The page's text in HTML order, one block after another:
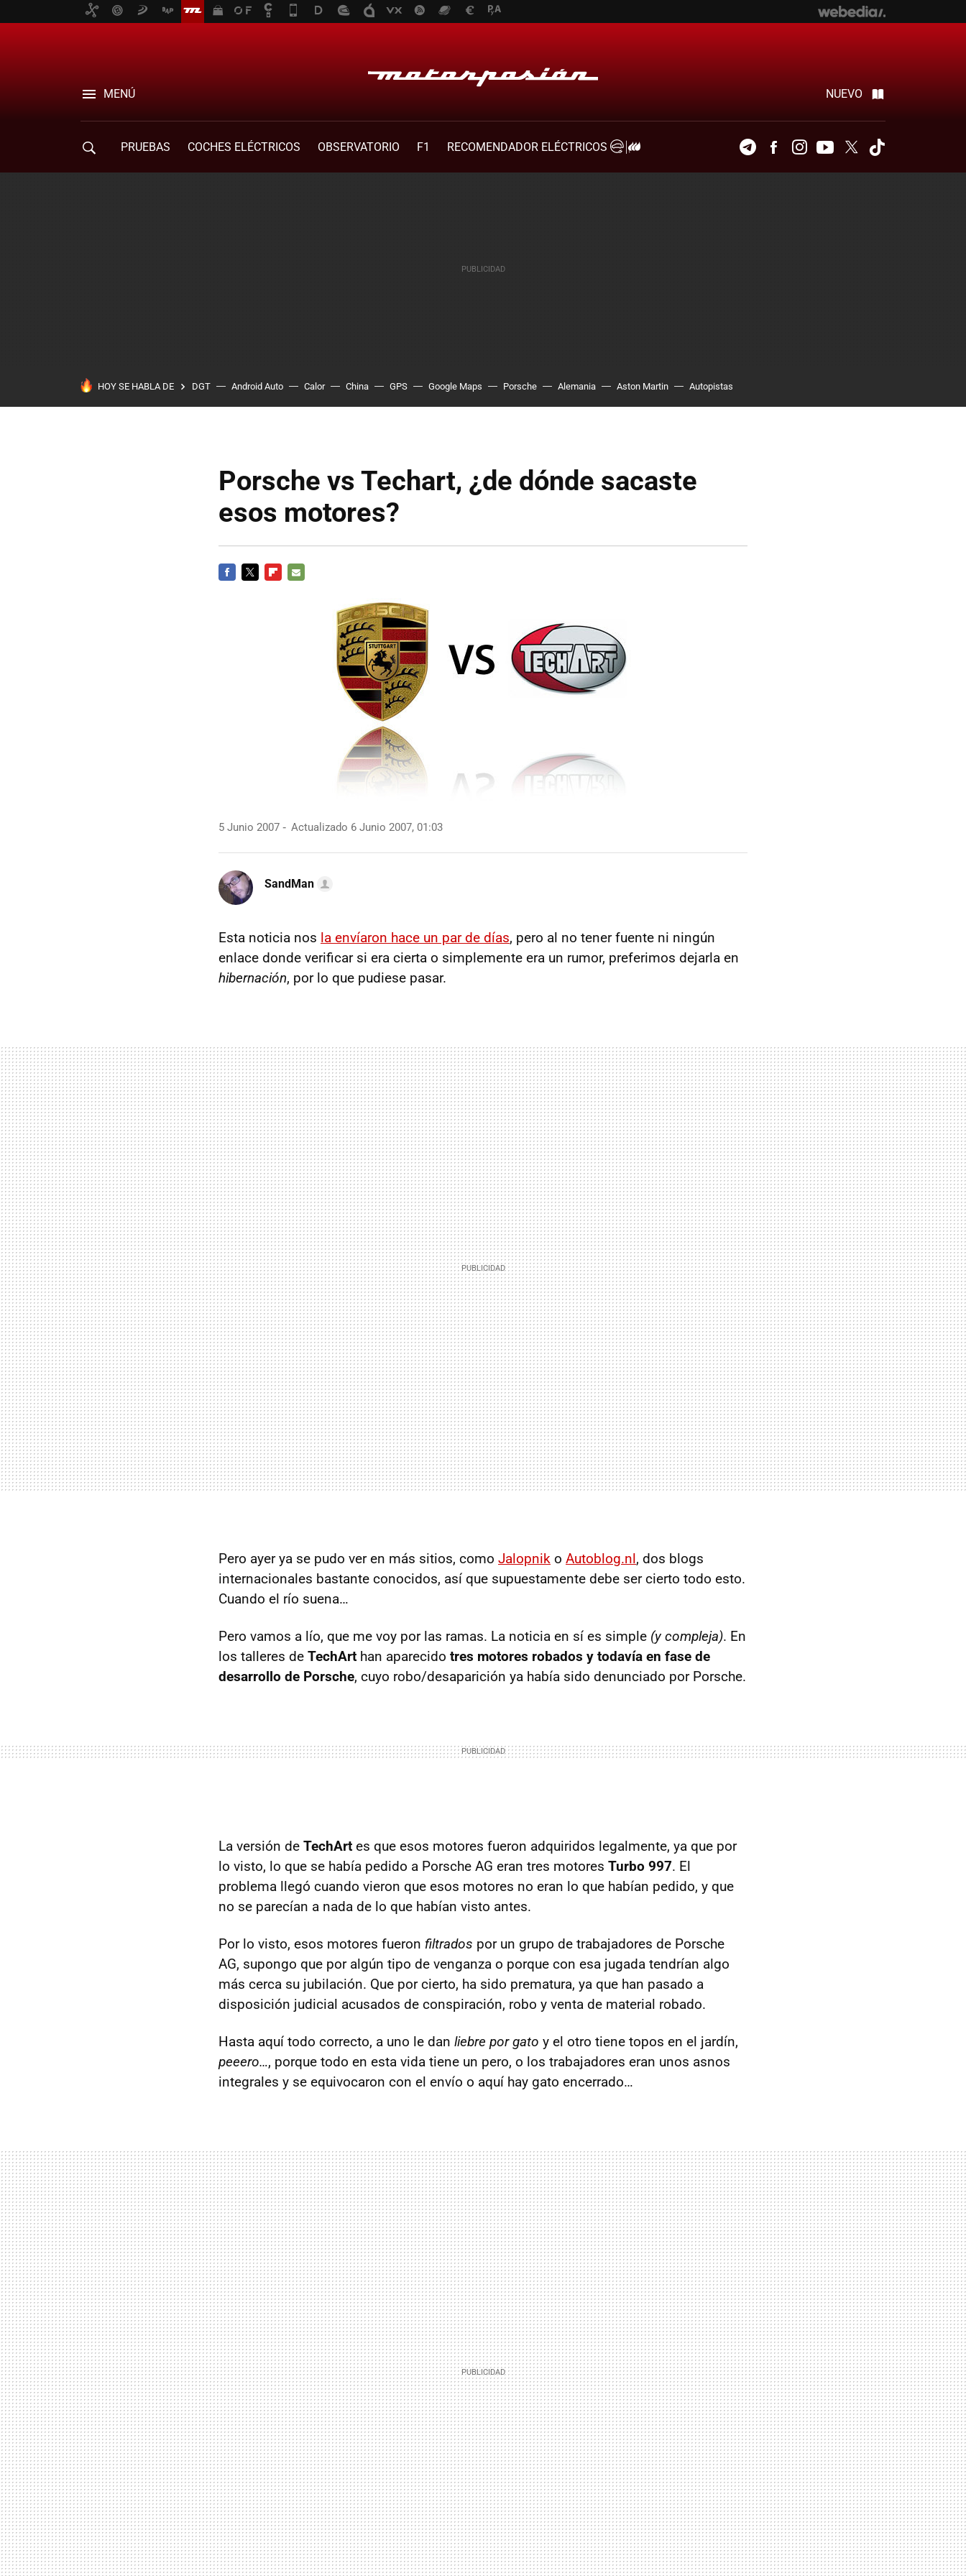
MENÚ NUEVO
PRUEBAS COCHES ELÉCTRICOS OBSERVATORIO F1
RECOMENDADOR ELÉCTRICOS
TelegramFacebookInstagramYoutubeTwitter
HOY SE HABLA DE DGT Android Auto Calor China GPS Google Maps Porsche Alemania Aston Martin Autopistas
Porsche vs Techart, ¿de dónde sacaste
esos motores?
5 Junio 2007 Actualizado 6 Junio 2007, 01:03
SandMan
Esta noticia nos la envíaron hace un par de días, pero al no tener fuente ni ningún
enlace donde verificar si era cierta o simplemente era un rumor, preferimos dejarla en
hibernación, por lo que pudiese pasar.
Pero ayer ya se pudo ver en más sitios, como Jalopnik o Autoblog.nl, dos blogs
internacionales bastante conocidos, así que supuestamente debe ser cierto todo esto.
Cuando el río suena…
Pero vamos a lío, que me voy por las ramas. La noticia en sí es simple (y compleja). En
los talleres de TechArt han aparecido tres motores robados y todavía en fase de
desarrollo de Porsche, cuyo robo/desaparición ya había sido denunciado por Porsche.
La versión de TechArt es que esos motores fueron adquiridos legalmente, ya que por
lo visto, lo que se había pedido a Porsche AG eran tres motores Turbo 997. El
problema llegó cuando vieron que esos motores no eran lo que habían pedido, y que
no se parecían a nada de lo que habían visto antes.
Por lo visto, esos motores fueron filtrados por un grupo de trabajadores de Porsche
AG, supongo que por algún tipo de venganza o porque con esa jugada tendrían algo
más cerca su jubilación. Que por cierto, ha sido prematura, ya que han pasado a
disposición judicial acusados de conspiración, robo y venta de material robado.
Hasta aquí todo correcto, a uno le dan liebre por gato y el otro tiene topos en el jardín,
peeero…, porque todo en esta vida tiene un pero, o los trabajadores eran unos asnos
integrales y se equivocaron con el envío o aquí hay gato encerrado…